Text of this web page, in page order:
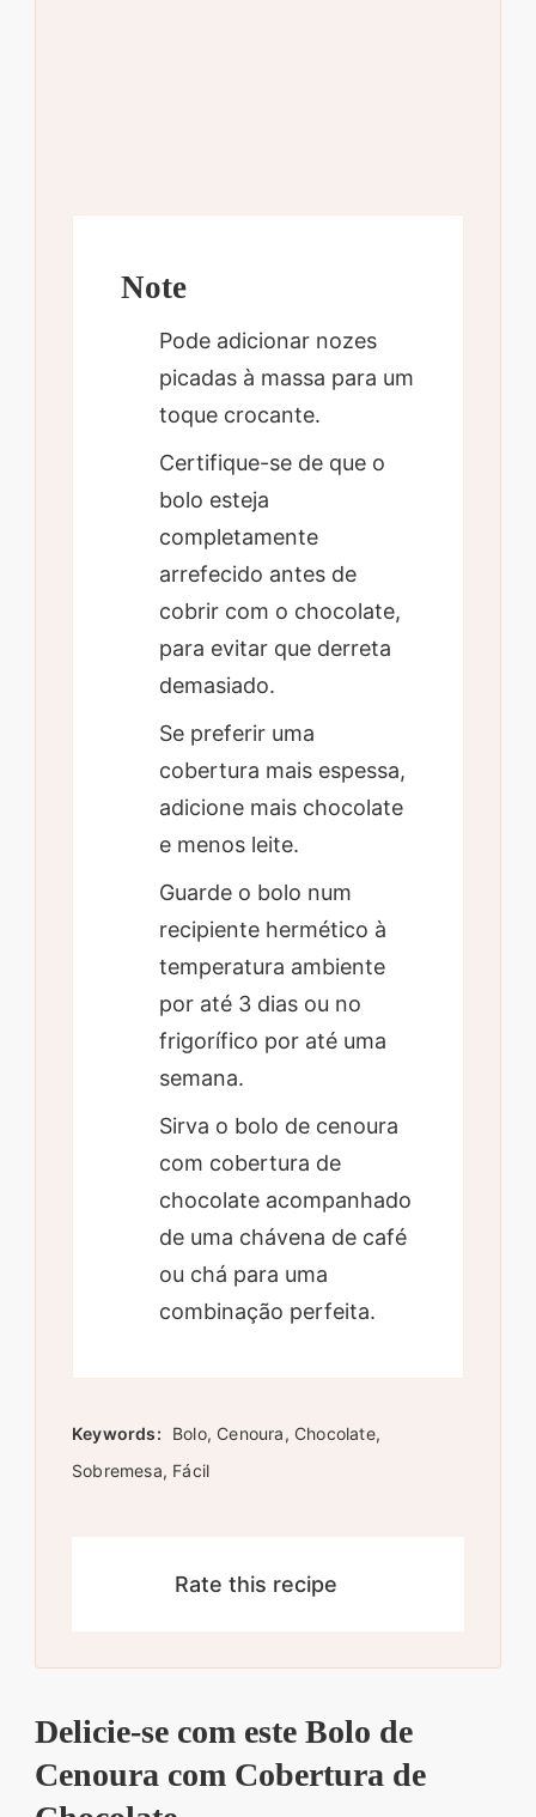
Note
Pode adicionar nozes
picadas à massa para um
toque crocante.
Certifique-se de que o
bolo esteja
completamente
arrefecido antes de
cobrir com o chocolate,
para evitar que derreta
demasiado.
Se preferir uma
cobertura mais espessa,
adicione mais chocolate
e menos leite.
Guarde o bolo num
recipiente hermético à
temperatura ambiente
por até 3 dias ou no
frigorífico por até uma
semana.
Sirva o bolo de cenoura
com cobertura de
chocolate acompanhado
de uma chávena de café
ou chá para uma
combinação perfeita.
Keywords:
Bolo, Cenoura, Chocolate,
Sobremesa, Fácil
Rate this recipe
Delicie-se com este Bolo de
Cenoura com Cobertura de